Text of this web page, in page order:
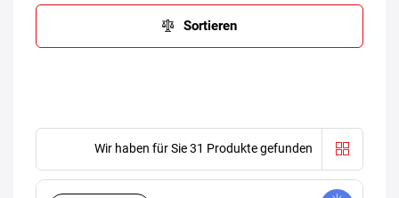
Sortieren
Wir haben für Sie 31 Produkte gefunden